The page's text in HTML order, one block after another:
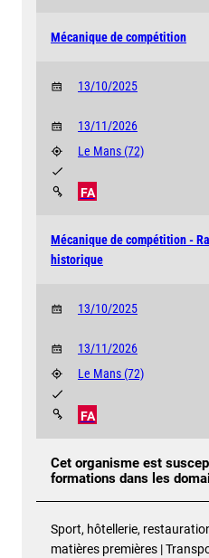
Mécanique de compétition
13/10/2025
13/11/2026
Le Mans (72)
FA
Mécanique de compétition -
historique
13/10/2025
13/11/2026
Le Mans (72)
FA
Cet organisme est
formations dans les
Sport, hôtellerie,
matières premières |